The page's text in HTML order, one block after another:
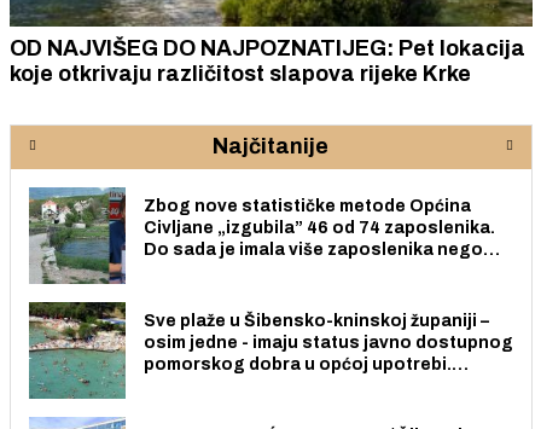
OD NAJVIŠEG DO NAJPOZNATIJEG: Pet lokacija
koje otkrivaju različitost slapova rijeke Krke
Najčitanije
Zbog nove statističke metode Općina
Civljane „izgubila” 46 od 74 zaposlenika.
Do sada je imala više zaposlenika nego
Sve plaže u Šibensko-kninskoj županiji –
osim jedne - imaju status javno dostupnog
pomorskog dobra u općoj upotrebi.